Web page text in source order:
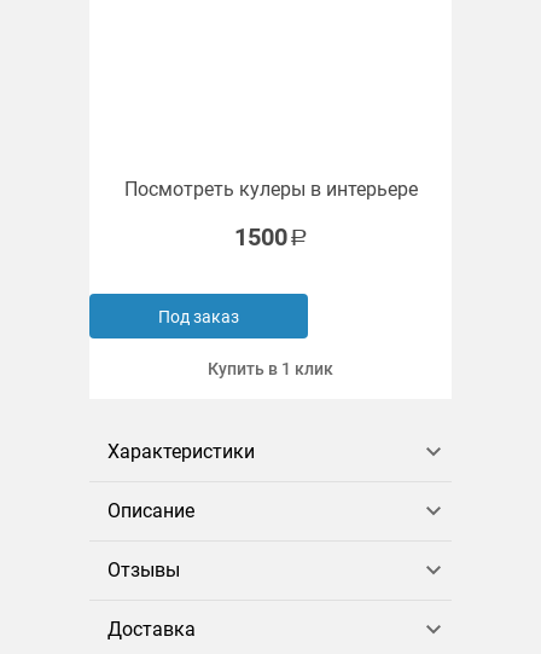
Посмотреть кулеры в интерьере
1500
Под заказ
Купить в 1 клик
Характеристики
Описание
Отзывы
Доставка